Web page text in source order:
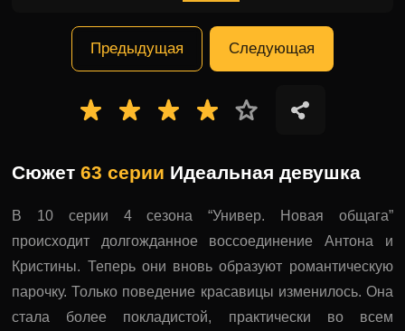
Предыдущая Следующая
Сюжет63 серии Идеальная девушка
В 10 серии 4 сезона “Универ. Новая общага”
происходит долгожданное воссоединение Антона и
Кристины. Теперь они вновь образуют романтическую
парочку. Только поведение красавицы изменилось. Она
стала более покладистой, практически во всем